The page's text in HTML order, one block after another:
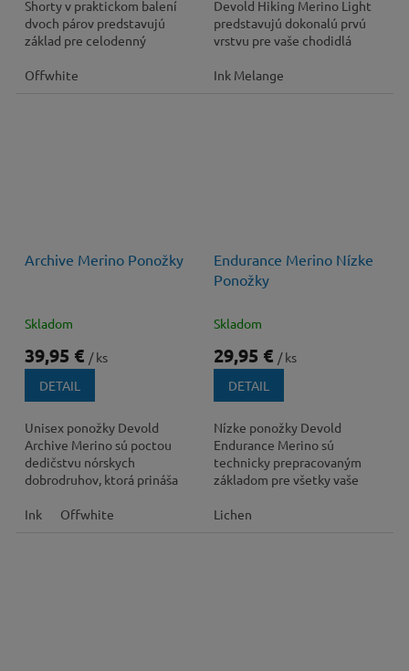
Shorty v praktickom balení
dvoch párov predstavujú
základ pre celodenný
mesta alebo na ľahkú...
Offwhite
Devold Hiking Merino Light
predstavujú dokonalú prvú
vrstvu pre vaše chodidlá
túr. Ich...
Ink Melange
Archive Merino Ponožky
Skladom
39,95 € / ks
DETAIL
Unisex ponožky Devold
Archive Merino sú poctou
dedičstvu nórskych
dobrodruhov, ktorá prináša
termoreguláciu pre vaše
Ink Offwhite
Endurance Merino Nízke
Ponožky
Skladom
29,95 € / ks
DETAIL
Nízke ponožky Devold
Endurance Merino sú
technicky prepracovaným
základom pre všetky vaše
kladený dôraz na maximálnu...
Lichen